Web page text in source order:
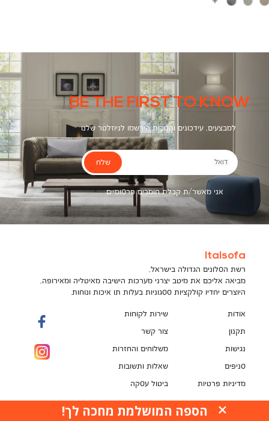
עוד
BE THE FIRST TO KNOW
למבצעים, עידכונים והטבות הירשמו לניוזלטר שלנו
דואל
אני מאשר/ת קבלת חומרים פרסומיים
שלח
Italsofa
רשת הסלונים הגדולה בישראל,
מביאה אליכם את מיטב יצרני מערכות הישיבה מאיטליה ומאירופה,
היוצרים יחדיו קולקציות ססגוניות בעלות תו איכות ונוחות.
אודות
תקנון
נגישות
סניפים
מדיניות פרטיות
שירות לקוחות
צור קשר
משלוחים והחזרות
שאלות ותשובות
ביטול עסקה
תקנון מועדון לקוחות
האתר עושה שימוש בקובצי עוגיות (Cookies) למטרות
הספה המושלמת מחכה לך!